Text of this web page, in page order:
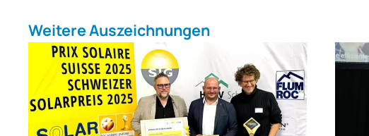
Wei­te­re Aus­zeich­nun­gen